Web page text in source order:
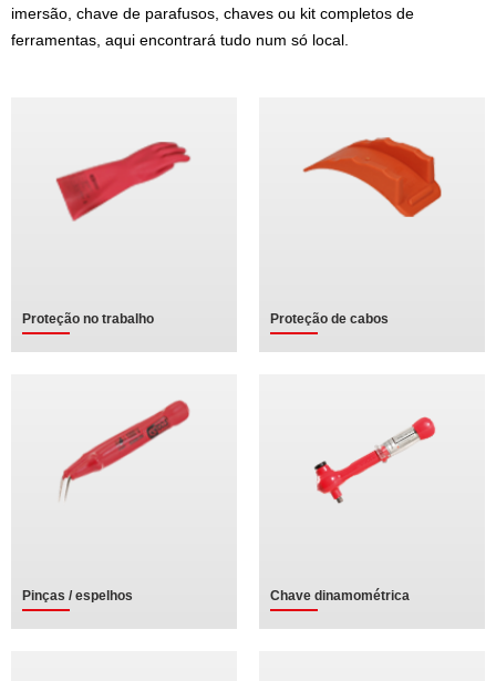
imersão, chave de parafusos, chaves ou kit completos de
ferramentas, aqui encontrará tudo num só local.
Proteção no trabalho Proteção de cabos
Pinças / espelhos Chave dinamométrica